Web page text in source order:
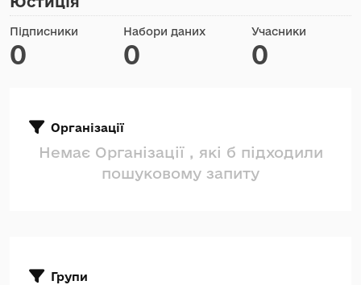
Підписники
0
Набори даних
0
Учасники
0
Організації
Немає Організації , які б підходили
пошуковому запиту
Групи